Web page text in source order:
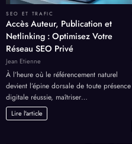
SEO ET TRAFIC
Accès Auteur, Publication et
Netlinking : Optimisez Votre
Réseau SEO Privé
Jean Etienne
À l’heure où le référencement naturel
devient l’épine dorsale de toute présence
digitale réussie, maîtriser…
Lire l'article